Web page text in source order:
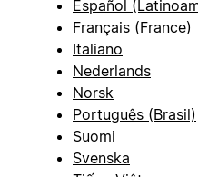
Español
Français (France)
Italiano
Nederlands
Norsk
Português (Brasil)
Suomi
Svenska